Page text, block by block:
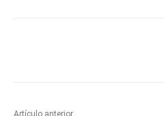
Artículo anterior